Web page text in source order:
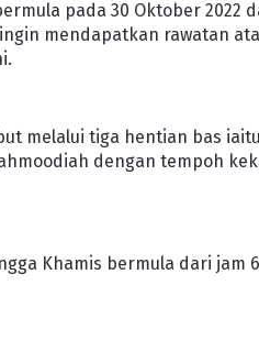
pada 30 Oktober 2022
mendapatkan rawatan
melalui tiga hentian bas
dengan tempoh
Khamis bermula dari jam